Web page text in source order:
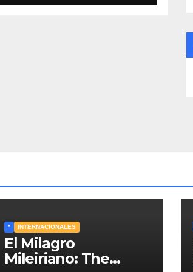
resultados de la
* INTERNACIONALES
El Milagro
Mileiriano: The